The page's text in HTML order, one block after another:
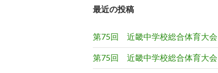
最近の投稿
第75回 近畿中学校総合体育大会
第75回 近畿中学校総合体育大会